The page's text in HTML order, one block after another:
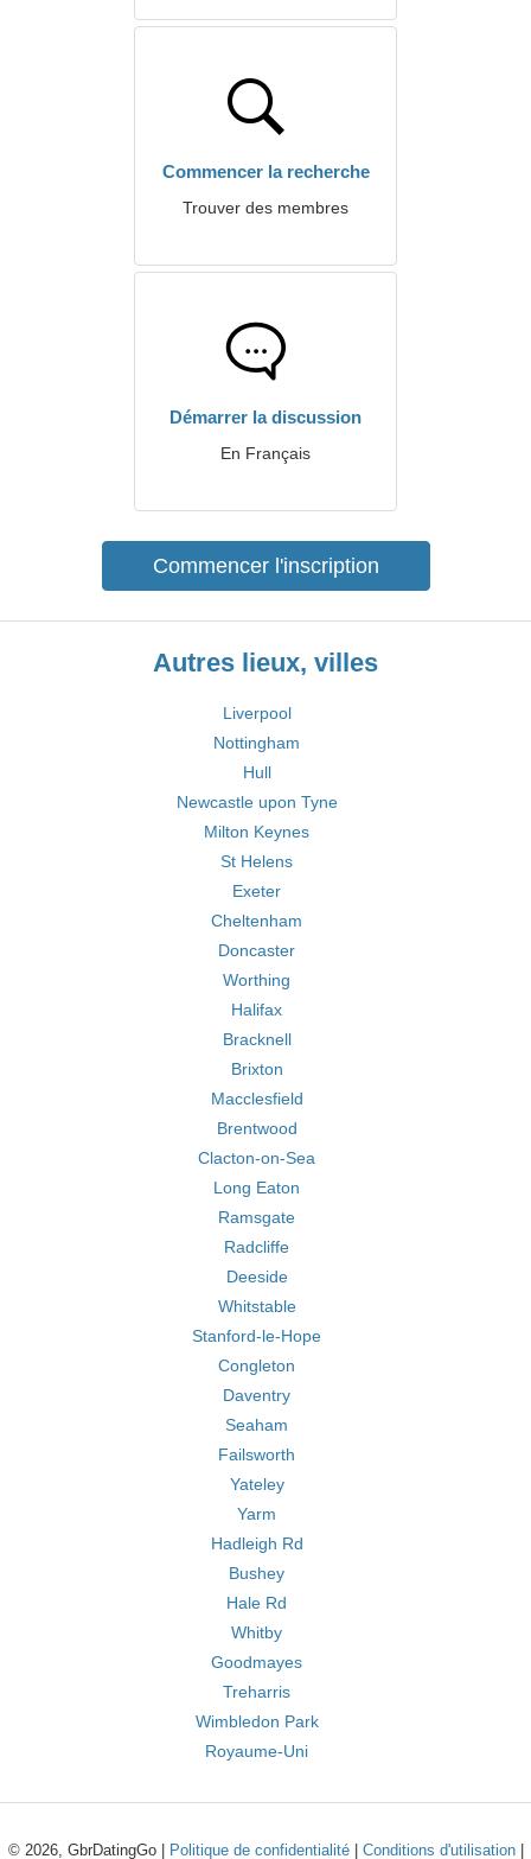
Commencer la recherche
Trouver des membres
Démarrer la discussion
En Français
Commencer l'inscription
Autres lieux, villes
Liverpool
Nottingham
Hull
Newcastle upon Tyne
Milton Keynes
St Helens
Exeter
Cheltenham
Doncaster
Worthing
Halifax
Bracknell
Brixton
Macclesfield
Brentwood
Clacton-on-Sea
Long Eaton
Ramsgate
Radcliffe
Deeside
Whitstable
Stanford-le-Hope
Congleton
Daventry
Seaham
Failsworth
Yateley
Yarm
Hadleigh Rd
Bushey
Hale Rd
Whitby
Goodmayes
Treharris
Wimbledon Park
Royaume-Uni
© 2026, GbrDatingGo | Politique de confidentialité| Conditions d'utilisation|